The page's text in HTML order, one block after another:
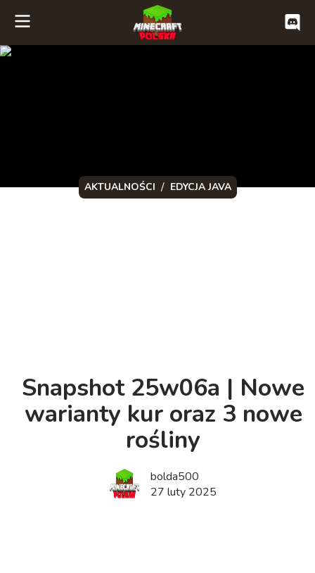
AKTUALNOŚCI / EDYCJA JAVA
Snapshot 25w06a | Nowe
warianty kur oraz 3 nowe
rośliny
bolda500
27 luty 2025